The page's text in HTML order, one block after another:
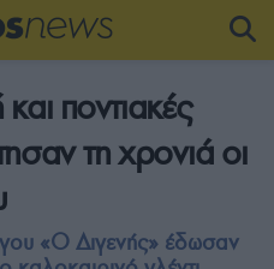
ποντιακές
τη χρονιά οι
«Ο Διγενής» έδωσαν